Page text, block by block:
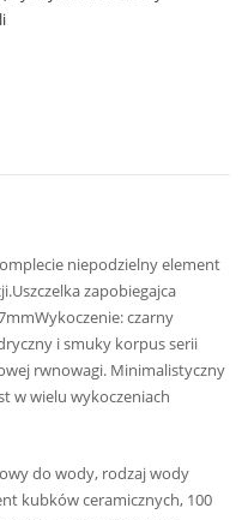
niepodzielny element
zapobiegajca
czarny
i smuky korpus serii
rwnowagi. Minimalistyczny
w wielu wykoczeniach
do wody, rodzaj wody
kubków ceramicznych, 100